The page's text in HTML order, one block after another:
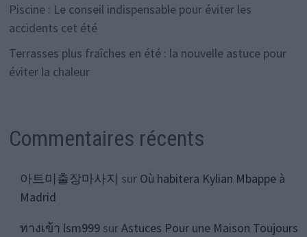
Piscine : Le conseil indispensable pour éviter les
accidents cet été
Terrasses plus fraîches en été : la nouvelle astuce pour
éviter la chaleur
Commentaires récents
아트미출장마사지 sur Où habitera Kylian Mbappe à
Madrid
ทางเข้า lsm999surAstuces Pour une Maison Toujours